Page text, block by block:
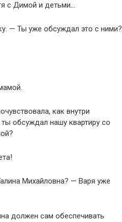
с Димой и детьми…
— Ты уже обсуждал это с ними?
как внутри
обсуждал нашу квартиру со
Михайловна? — Варя уже
должен сам обеспечивать